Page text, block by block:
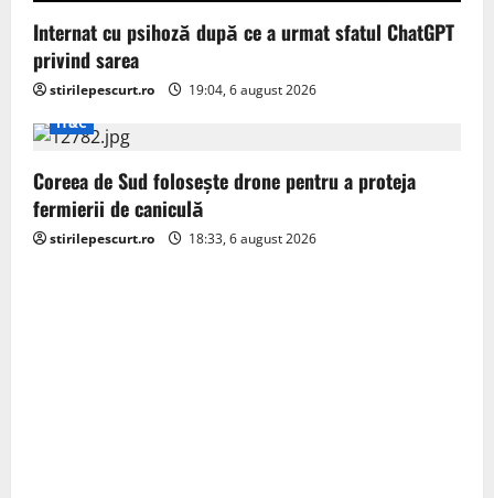
Internat cu psihoză după ce a urmat sfatul ChatGPT
privind sarea
stirilepescurt.ro
19:04, 6 august 2026
IT&C
Coreea de Sud folosește drone pentru a proteja
fermierii de caniculă
stirilepescurt.ro 18:33, 6 august 2026